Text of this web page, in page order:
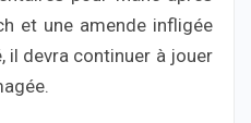
et une amende infligée
il devra continuer à jouer